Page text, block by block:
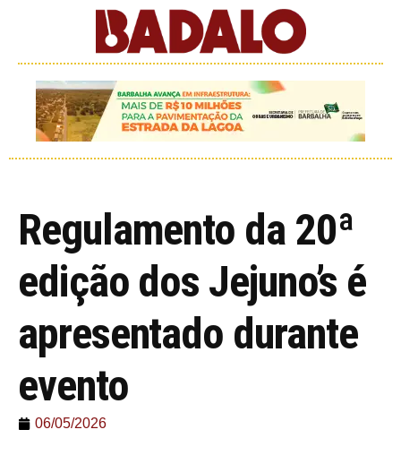
Regulamento da 20ª
edição dos Jejuno’s é
apresentado durante
evento
06/05/2026